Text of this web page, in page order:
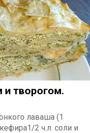
и творогом.
лаваша (1
2 ч.л. соли и